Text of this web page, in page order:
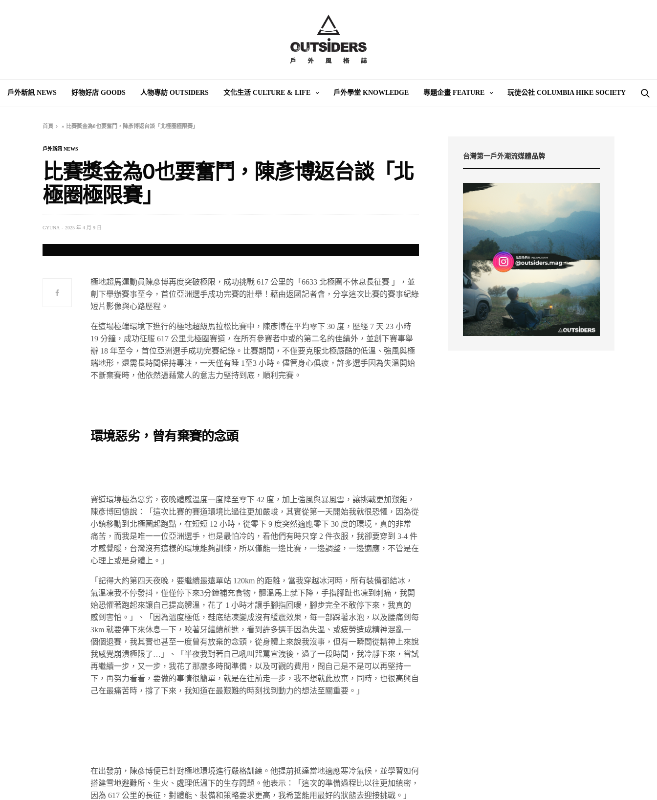
戶外新訊 NEWS 好物好店 GOODS 人物專訪 OUTSIDERS 文化生活 CULTURE & LIFE 戶外學堂 KNOWLEDGE 專題企畫 FEATURE 玩徒公社 COLUMBIA HIKE SOCIETY
首頁 » 比賽獎金為0也要奮鬥，陳彥博返台談「北極圈極限賽」
戶外新訊 NEWS
比賽獎金為0也要奮鬥，陳彥博返台談「北
極圈極限賽」
GYUNA 2025 年 4 月 9 日
極地超馬運動員陳彥博再度突破極限，成功挑戰 617 公里的「6633 北極圈不休息長征賽 」，並
創下舉辦賽事至今，首位亞洲選手成功完賽的壯舉！藉由返國記者會，分享這次比賽的賽事紀綠
短片影像與心路歷程。
在這場極端環境下進行的極地超級馬拉松比賽中，陳彥博在平均零下 30 度，歷經 7 天 23 小時
19 分鐘，成功征服 617 公里北極圈賽道，在所有參賽者中或的第二名的佳績外，並創下賽事舉
辦 18 年至今，首位亞洲選手成功完賽紀錄。比賽期間，不僅要克服北極嚴酷的低溫、強風與極
端地形，還需長時間保持專注，一天僅有睡 1至3 小時。儘管身心俱疲，許多選手因為失溫開始
不斷棄賽時，他依然憑藉驚人的意志力堅持到底，順利完賽。
環境惡劣，曾有棄賽的念頭
賽道環境極為惡劣，夜晚體感溫度一度降至零下 42 度，加上強風與暴風雪，讓挑戰更加艱鉅，
陳彥博回憶說：「這次比賽的賽道環境比過往更加嚴峻，其實從第一天開始我就很恐懼，因為從
小鎮移動到北極圈起跑點，在短短 12 小時，從零下 9 度突然適應零下 30 度的環境，真的非常
痛苦，而我是唯一一位亞洲選手，也是最怕冷的，看他們有時只穿 2 件衣服，我卻要穿到 3-4 件
才感覺暖，台灣沒有這樣的環境能夠訓練，所以僅能一邊比賽，一邊調整，一邊適應，不管是在
心理上或是身體上。」
「記得大約第四天夜晚，要繼續最遠單站 120km 的距離，當我穿越冰河時，所有裝備都結冰，
氣溫凍我不停發抖，僅僅停下來3分鐘補充食物，體溫馬上就下降，手指腳趾也凍到刺痛，我開
始恐懼著跑起來讓自己提高體溫，花了 1 小時才讓手腳指回暖，腳步完全不敢停下來，我真的
感到害怕。」、「因為溫度極低，鞋底結凍變成沒有緩震效果，每一部踩著水泡，以及腰痛到每
3km 就要停下來休息一下，咬著牙繼續前進，看到許多選手因為失溫、或疲勞造成精神混亂一
個個退賽，我其實也甚至一度曾有放棄的念頭，從身體上來說我沒事，但有一瞬間從精神上來說
我感覺崩潰極限了…」、「半夜我對著自己吼叫咒罵宣洩後，過了一段時間，我冷靜下來，嘗試
再繼續一步，又一步，我花了那麼多時間準備，以及可觀的費用，問自己是不是可以再堅持一
下，再努力看看，要做的事情很簡單，就是在往前走一步，我不想就此放棄，同時，也很高興自
己在最痛苦時，撐了下來，我知道在最艱難的時刻找到動力的想法至關重要。」
在出發前，陳彥博便已針對極地環境進行嚴格訓練。他提前抵達當地適應寒冷氣候，並學習如何
搭建雪地避難所、生火、處理低溫下的生存問題。他表示：「這次的準備過程比以往更加縝密，
因為 617 公里的長征，對體能、裝備和策略要求更高，我希望能用最好的狀態去迎接挑戰。」
台灣第一戶外潮流媒體品牌